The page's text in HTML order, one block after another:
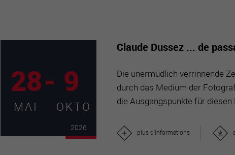
28- 9
MAI OKTO
2026
Claude Dussez ... de
Die unermüdlich verrinnende
durch das Medium der
die Ausgangspunkte für diesen
plus d'informations